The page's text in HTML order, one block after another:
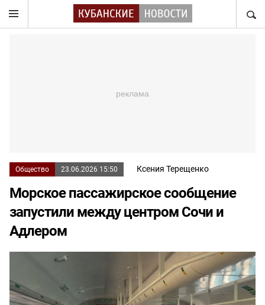
Общество 23.06.2026 15:50 Ксения Терещенко
Морское пассажирское сообщение
запустили между центром Сочи и
Адлером